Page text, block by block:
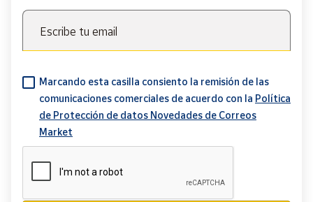
Escribe tu email
Marcando esta casilla consiento la remisión de las
comunicaciones comerciales de acuerdo con la Política
de Protección de datos Novedades de Correos
Market